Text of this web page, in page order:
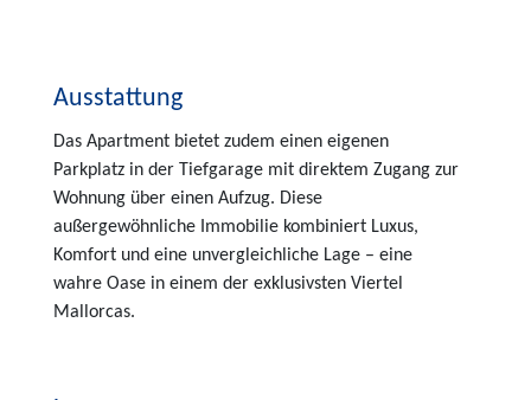
Ausstattung
Das Apartment bietet zudem einen eigenen
Parkplatz in der Tiefgarage mit direktem Zugang zur
Wohnung über einen Aufzug. Diese
außergewöhnliche Immobilie kombiniert Luxus,
Komfort und eine unvergleichliche Lage – eine
wahre Oase in einem der exklusivsten Viertel
Mallorcas.